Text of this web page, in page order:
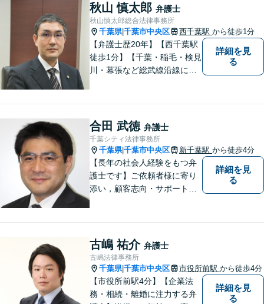
秋山 慎太郎 弁護士
秋山慎太郎総合法律事務所
千葉県|千葉市中央区 西千葉駅 から徒歩1分
【弁護士歴20年】【西千葉駅
徒歩1分】【千葉・稲毛・検見
川・幕張など総武線沿線にお
などお気軽にお問い合わせく
ださい【個人／企業いずれも
対応実績あり】
詳細を見
る
合田 武徳 弁護士
千葉シティ法律事務所
千葉県|千葉市中央区 新千葉駅 から徒歩4分
【長年の社会人経験をもつ弁
護士です】ご依頼者様に寄り
添い，顧客志向・サポート精
応】ご相談者様の精神的負担
を軽減することも重視してい
る弁護士です。【千葉駅徒歩
７分】
詳細を見
る
古嶋 祐介 弁護士
古嶋法律事務所
千葉県|千葉市中央区 市役所前駅 から徒歩4分
【市役所前駅4分】【企業法
務・相続・離婚に注力する弁
詳細を見
る